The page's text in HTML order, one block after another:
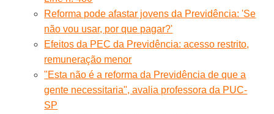
Reforma pode afastar jovens da Previdência: 'Se
não vou usar, por que pagar?'
Efeitos da PEC da Previdência: acesso restrito,
remuneração menor
"Esta não é a reforma da Previdência de que a
gente necessitaria", avalia professora da PUC-
SP